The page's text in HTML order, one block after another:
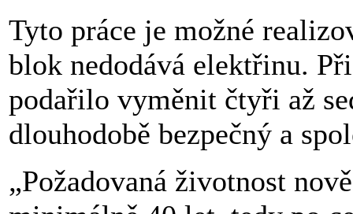
Tyto práce je možné
blok nedodává elektřinu.
podařilo vyměnit čtyři až
dlouhodobě bezpečný a
„Požadovaná životnost